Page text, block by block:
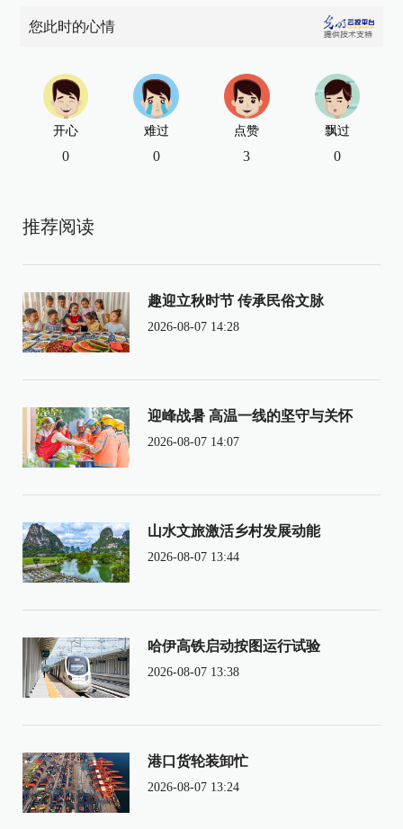
您此时的心情
开心
0
难过
0
点赞
3
飘过
0
推荐阅读
趣迎立秋时节 传承民俗文脉
2026-08-07 14:28
迎峰战暑 高温一线的坚守与关怀
2026-08-07 14:07
山水文旅激活乡村发展动能
2026-08-07 13:44
哈伊高铁启动按图运行试验
2026-08-07 13:38
港口货轮装卸忙
2026-08-07 13:24